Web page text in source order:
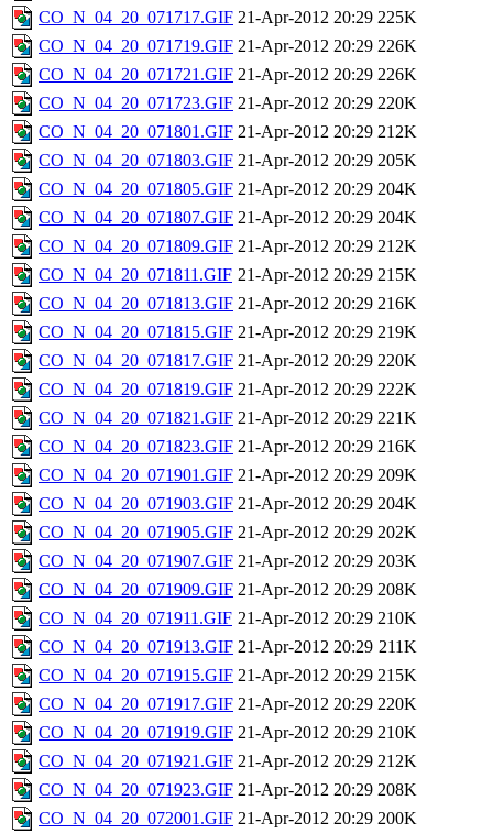
CO_N_04_20_071717.GIF 21-Apr-2012 20:29 225K
CO_N_04_20_071719.GIF 21-Apr-2012 20:29 226K
CO_N_04_20_071721.GIF 21-Apr-2012 20:29 226K
CO_N_04_20_071723.GIF 21-Apr-2012 20:29 220K
CO_N_04_20_071801.GIF 21-Apr-2012 20:29 212K
CO_N_04_20_071803.GIF 21-Apr-2012 20:29 205K
CO_N_04_20_071805.GIF 21-Apr-2012 20:29 204K
CO_N_04_20_071807.GIF 21-Apr-2012 20:29 204K
CO_N_04_20_071809.GIF 21-Apr-2012 20:29 212K
CO_N_04_20_071811.GIF 21-Apr-2012 20:29 215K
CO_N_04_20_071813.GIF 21-Apr-2012 20:29 216K
CO_N_04_20_071815.GIF 21-Apr-2012 20:29 219K
CO_N_04_20_071817.GIF 21-Apr-2012 20:29 220K
CO_N_04_20_071819.GIF 21-Apr-2012 20:29 222K
CO_N_04_20_071821.GIF 21-Apr-2012 20:29 221K
CO_N_04_20_071823.GIF 21-Apr-2012 20:29 216K
CO_N_04_20_071901.GIF 21-Apr-2012 20:29 209K
CO_N_04_20_071903.GIF 21-Apr-2012 20:29 204K
CO_N_04_20_071905.GIF 21-Apr-2012 20:29 202K
CO_N_04_20_071907.GIF 21-Apr-2012 20:29 203K
CO_N_04_20_071909.GIF 21-Apr-2012 20:29 208K
CO_N_04_20_071911.GIF 21-Apr-2012 20:29 210K
CO_N_04_20_071913.GIF 21-Apr-2012 20:29 211K
CO_N_04_20_071915.GIF 21-Apr-2012 20:29 215K
CO_N_04_20_071917.GIF 21-Apr-2012 20:29 220K
CO_N_04_20_071919.GIF 21-Apr-2012 20:29 210K
CO_N_04_20_071921.GIF 21-Apr-2012 20:29 212K
CO_N_04_20_071923.GIF 21-Apr-2012 20:29 208K
CO_N_04_20_072001.GIF 21-Apr-2012 20:29 200K